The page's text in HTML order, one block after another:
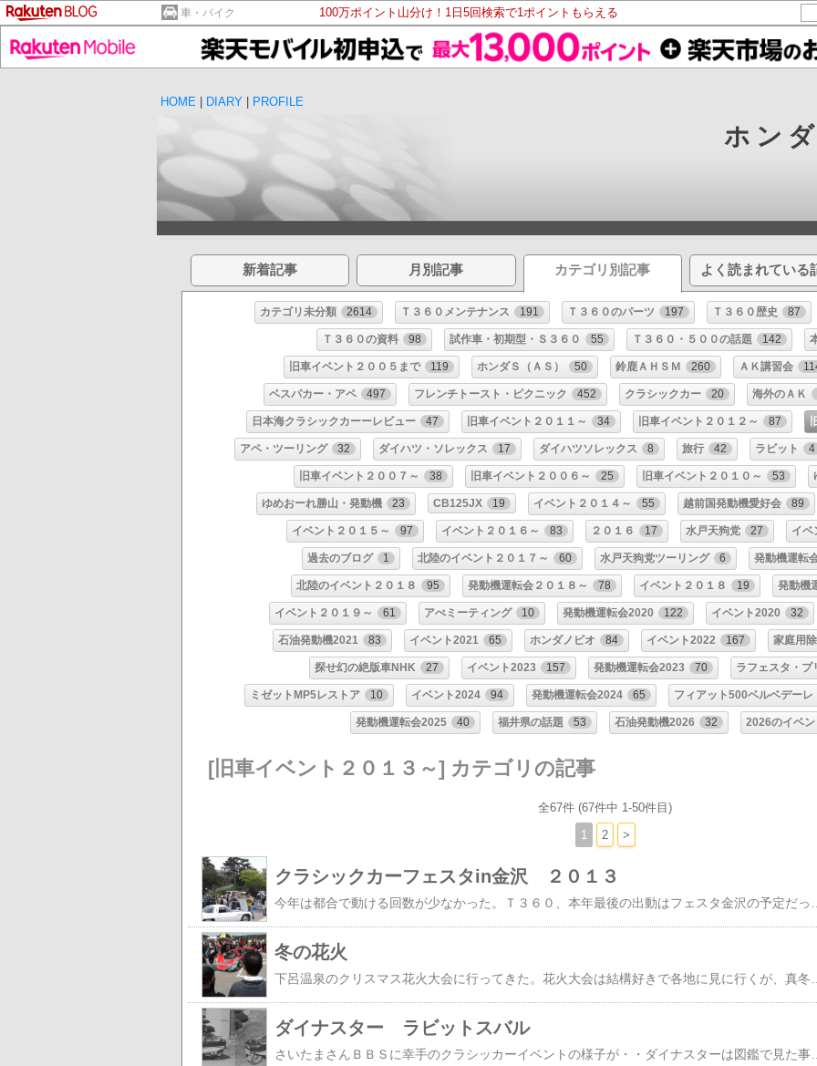
車・バイク 100万ポイント山分け！1日5回検索で1ポイントもらえる
HOME
DIARY PROFILE
ホン
新着記事 月別記事 カテゴリ別記事 よく読まれている
カテゴリ未分類 2614 Ｔ３６０メンテナンス 191 Ｔ３６０のパーツ 197 Ｔ３６０歴史 87
Ｔ３６０の資料 98 試作車・初期型・Ｓ３６０ 55 Ｔ３６０・５００の話題 142
旧車イベント２００５まで 119 ホンダＳ（ＡＳ） 50 鈴鹿ＡＨＳＭ 260 ＡＫ講習会
ベスパカー・アペ 497 フレンチトースト・ピクニック 452 クラシックカー 20 海外のＡＫ
日本海クラシックカーーレビュー 47 旧車イベント２０１１～ 34 旧車イベント２０１２～ 87
アペ・ツーリング 32 ダイハツ・ソレックス 17 ダイハツソレックス 8 旅行 42 ラビット 4
旧車イベント２００７～ 38 旧車イベント２００６～ 25 旧車イベント２０１０～ 53
ゆめおーれ勝山・発動機 23 CB125JX 19 イベント２０１４～ 55 越前国発動機愛好会 89
イベント２０１５～ 97 イベント２０１６～ 83 ２０１６ 17 水戸天狗党 27 イベ
過去のブログ 1 北陸のイベント２０１７～ 60 水戸天狗党ツーリング 6 発動機運転
北陸のイベント２０１８ 95 発動機運転会２０１８～ 78 イベント２０１８ 19 発動機
イベント２０１９～ 61 アぺミーティング 10 発動機運転会2020 122 イベント2020 32
石油発動機2021 83 イベント2021 65 ホンダノビオ 84 イベント2022 167 家庭用
探せ幻の絶版車NHK 27 イベント2023 157 発動機運転会2023 70 ラフェスタ・プ
ミゼットMP5レストア 10 イベント2024 94 発動機運転会2024 65 フィアット500ベルベデーレ
発動機運転会2025 40 福井県の話題 53 石油発動機2026 32 2026のイベン
[旧車イベント２０１３～] カテゴリの記事
全67件 (67件中 1-50件目)
1 2 >
クラシックカーフェスタin金沢 ２０１３
冬の花火
ダイナスター ラビットスバル
さいたまさんＢＢＳに幸手のクラシッカーイベントの様子が・・ダイナスターは図鑑で見た事あるが実存してるとはビックリ。間違いなく日本で１台だけだと思う。昭和２８年製、ラビットＳ４８のエンジンを流用してるそうだ。荷物の積める三輪車の需要は多く、作ってみたがスタイルが良くない？、イタリアにはアペがあるのでアペと同じ方法で三輪車を作ったのがラビットＴ７５、これは何台か実存してる。これも実存してるラビットスバルＲＳ－３。ラビットのエンジンで作ってる、ユニークなのは速度に応じて前輪幅が変化する。さすが中島飛行機製作所、前輪は飛行機の着陸装置なみ。駐車する時、前輪は電動で格納できる。これはメッサーシュミットから来てるのでは？メッサーシュミットよりはるかに航空機的。スバルは戦後、財閥解体で分社化されてる、北関東の地名が工場名。土地勘がないので何処なのか分からない。みんなスバル製。